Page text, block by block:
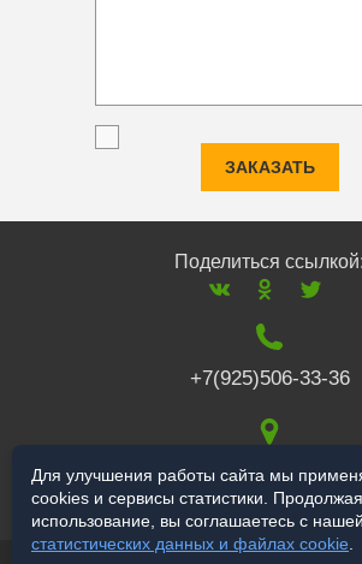
ЗАКАЗАТЬ
Поделиться ссылкой:
+7(925)506-33-36
117519,г. Москва,
Варшавское ш., 132
Для улучшения работы сайта мы
cookies и сервисы статистики.
использование, вы соглашаетесь с нашей
статистических данных и файлах cookie